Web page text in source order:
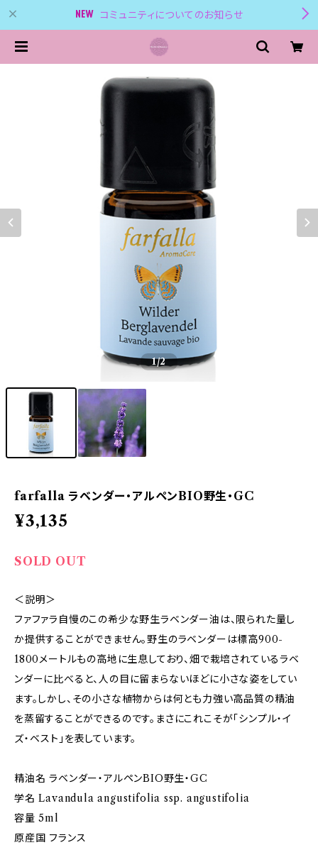
コミュニティについてのお知らせ
1/2
farfalla ラベンダー・アルペンBIO野生・GC
¥3,135
SOLD OUT
＜説明＞
ファファラ自慢のこの希少な野生ラベンダー油は、限られた量し
か提供することができません。野生のラベンダーは標高900-
1800メートルもの高地に生息しており、畑で栽培されているラベ
ンダーに比べると、人の目に留まらないほどに小さな姿をしてい
ます。しかし、その小さな植物からは何とも力強い高品質の精油
を蒸留することができるのです。まさにこれこそが「シンプル・イ
ズ・ベスト」を表しています。
精油名 ラベンダー・アルペンBIO野生・GC
学名 Lavandula angustifolia ssp. angustifolia
容量 5ml
原産国 フランス